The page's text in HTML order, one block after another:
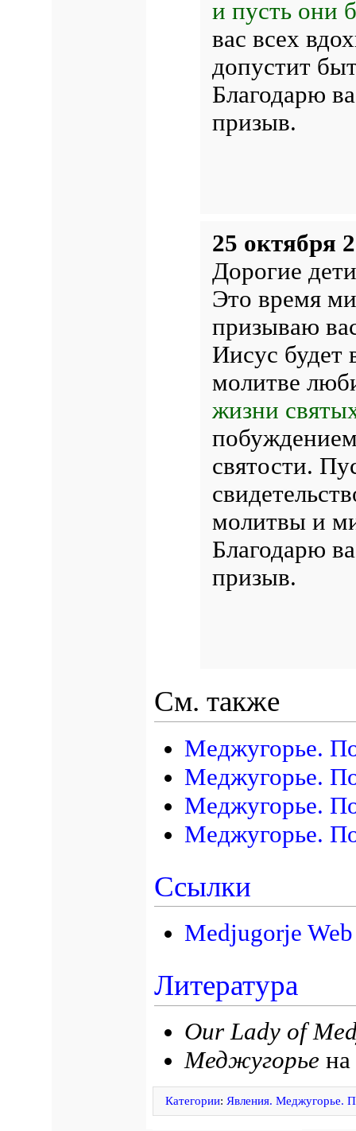
и пусть они
вас всех
допустит
Благодарю
призыв.
25 октября
Дорогие
Это время
призываю
Иисус будет
молитве
жизни
святости.
молитвы и
Благодарю
призыв.
См. также
Меджугорье.
Меджугорье.
Меджугорье.
Меджугорье.
Ссылки
Medjugorje Web
Литература
Our Lady of
Меджугорье на
Категории: Явления. Меджугорье.